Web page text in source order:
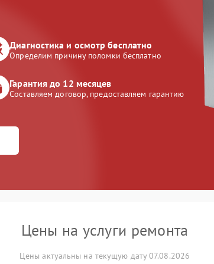
Диагностика и осмотр бесплатно
Определим причину поломки бесплатно
Гарантия до 12 месяцев
Составляем договор, предоставляем гарантию
Цены на услуги ремонта
Цены актуальны на текущую дату 07.08.2026